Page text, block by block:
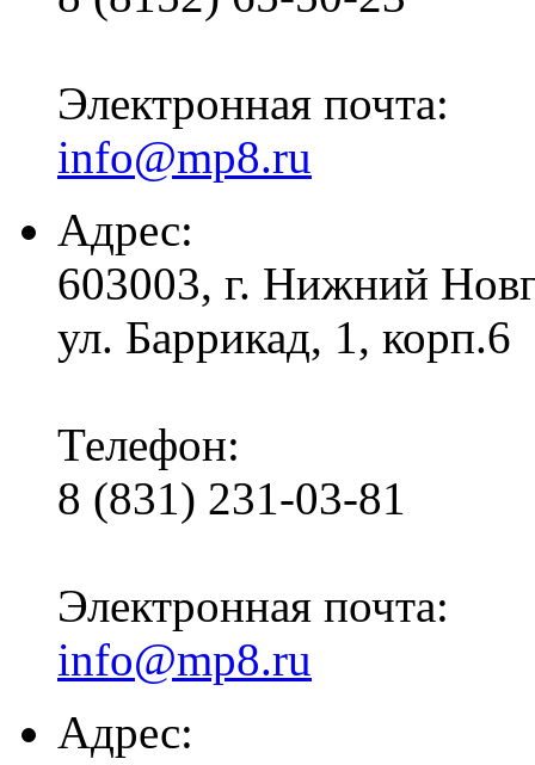
Электронная почта:
info@mp8.ru
Адрес:
603003, г. Нижний
ул. Баррикад, 1, корп.6
Телефон:
8 (831) 231-03-81
Электронная почта:
info@mp8.ru
Адрес: